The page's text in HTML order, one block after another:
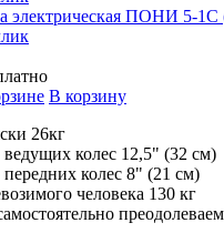
электрическая ПОНИ 5-1С
В корзину
26кг
колес 12,5" (32 см)
колес 8" (21 см)
человека 130 кг